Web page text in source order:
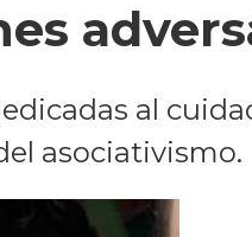
al
asociativismo.